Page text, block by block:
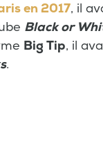
en 2017, il
Black or
Big Tip, il
.